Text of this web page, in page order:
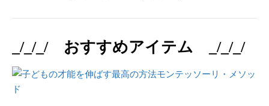
_/_/_/ おすすめアイテム _/_/_/